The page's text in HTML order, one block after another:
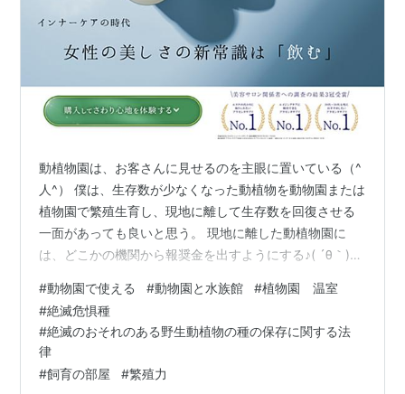
動植物園は、お客さんに見せるのを主眼に置いている（^
人^） 僕は、生存数が少なくなった動植物を動物園または
植物園で繁殖生育し、現地に離して生存数を回復させる
一面があっても良いと思う。 現地に離した動植物園に
は、どこかの機関から報奨金を出すようにする♪( ´θ｀)ノ
￣) 人間の金儲けで、自然が破壊され、または密猟で生存
数が少なくなっている動植物がいる。 なら、人間の手で
動植物の生存数を回復させるのが当たり前だと僕は思う(
^ω^ ) 間違っても絶滅なんて、あってはならない。 ちゃ
んと、人間は責任を負うべきだと思うo(｀ω´ )o 法律的な
#動物園で使える #動物園と水族館 #植物園 温室
#絶滅危惧種
#絶滅のおそれのある野生動植物の種の保存に関する法
律
#飼育の部屋 #繁殖力